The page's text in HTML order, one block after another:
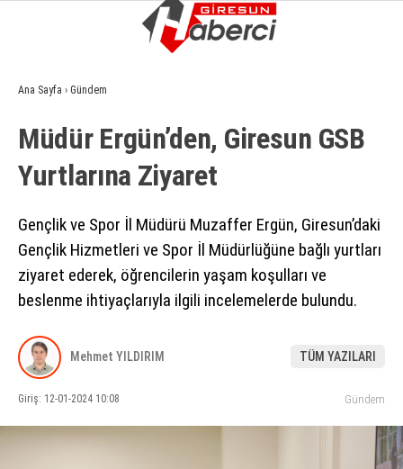
GÜNDEM
EKONOMI
SIYASET
ASAYIŞ
SPOR
EĞITIM
SAĞLIK
KÜLTÜR SANAT
Ana Sayfa › Gündem
Müdür Ergün’den, Giresun GSB
Yurtlarına Ziyaret
Gençlik ve Spor İl Müdürü Muzaffer Ergün, Giresun’daki
Gençlik Hizmetleri ve Spor İl Müdürlüğüne bağlı yurtları
ziyaret ederek, öğrencilerin yaşam koşulları ve
beslenme ihtiyaçlarıyla ilgili incelemelerde bulundu.
Mehmet YILDIRIM TÜM YAZILARI
Giriş: 12-01-2024 10:08 Gündem